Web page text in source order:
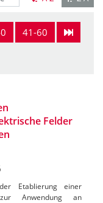
41-60
Felder
Etablierung einer
zur Anwendung an